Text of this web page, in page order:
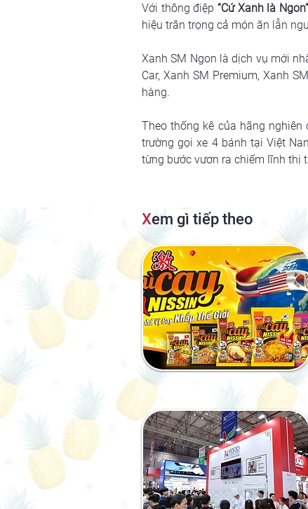
Với thông điệp “Cứ Xanh là Ngon”
hiệu trân trọng cả món ăn lẫn
Xanh SM Ngon là dịch vụ mới
Car, Xanh SM Premium, Xanh
hàng.
Theo thống kê của hãng
trường gọi xe 4 bánh tại Việt
từng bước vươn ra chiếm lĩnh thị
Xem gì tiếp theo